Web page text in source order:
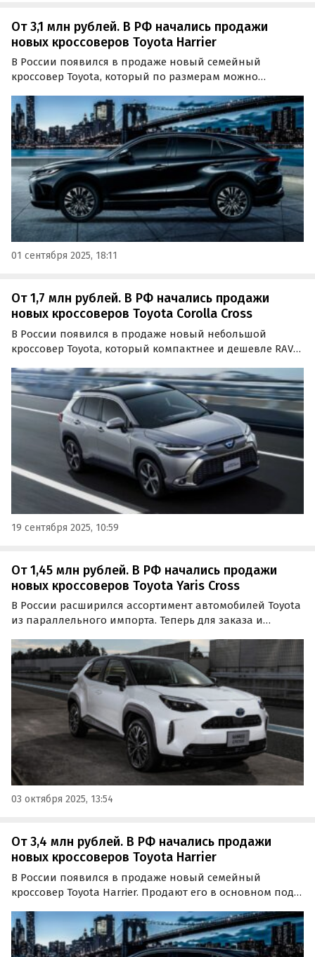
От 3,1 млн рублей. В РФ начались продажи
новых кроссоверов Toyota Harrier
В России появился в продаже новый семейный
кроссовер Toyota, который по размерам можно
Monjaro. Это Toyota Harrier, стоящий на одном из сайтов
объявлений минимум 3,1 млн рублей, сообщают
«Автоновости…
01 сентября 2025, 18:11
От 1,7 млн рублей. В РФ начались продажи
новых кроссоверов Toyota Corolla Cross
В России появился в продаже новый небольшой
кроссовер Toyota, который компактнее и дешевле RAV4.
сайтов бесплатных объявлений минимум 1 700 000
рублей, сообщают «Автоновости дня».
19 сентября 2025, 10:59
От 1,45 млн рублей. В РФ начались продажи
новых кроссоверов Toyota Yaris Cross
В России расширился ассортимент автомобилей Toyota
из параллельного импорта. Теперь для заказа и
Yaris Cross, который штучно привозят компании из
Дальнего Востока, прося на одном из классифайдов…
03 октября 2025, 13:54
От 3,4 млн рублей. В РФ начались продажи
новых кроссоверов Toyota Harrier
В России появился в продаже новый семейный
кроссовер Toyota Harrier. Продают его в основном под
начинаются от 3 367 000 рублей, сообщает портал
«Автоновости дня».